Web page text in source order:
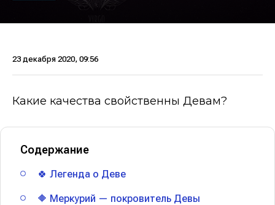
23 декабря 2020, 09:56
Какие качества свойственны Девам?
Содержание
🍀 Легенда о Деве
🔶 Меркурий — покровитель Девы